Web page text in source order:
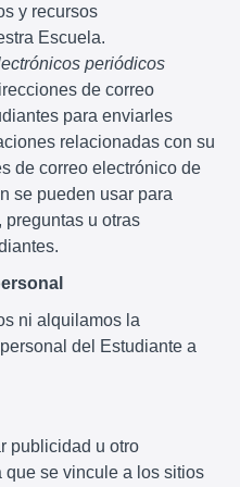
y recursos
Escuela.
periódicos
de correo
para enviarles
relacionadas con su
de correo electrónico de
se pueden usar para
preguntas u otras
ni alquilamos la
del Estudiante a
publicidad u otro
se vincule a los sitios